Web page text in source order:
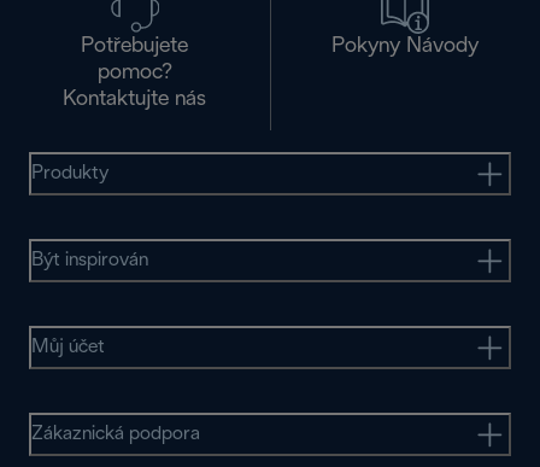
Potřebujete
pomoc?
Kontaktujte nás
Pokyny Návody
Produkty
Být inspirován
Můj účet
Zákaznická podpora